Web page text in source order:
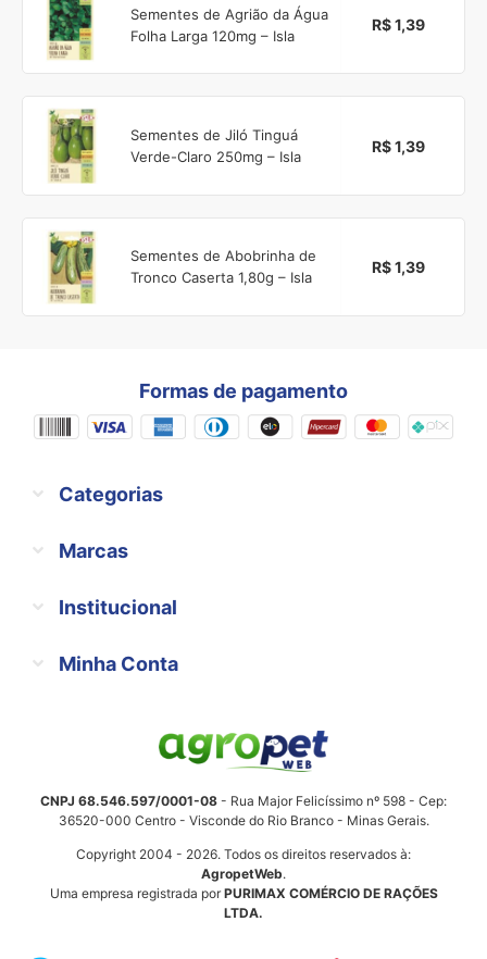
Sementes de Agrião da Água
Folha Larga 120mg – Isla
R$ 1,39
Sementes de Jiló Tinguá
Verde-Claro 250mg – Isla
R$ 1,39
Sementes de Abobrinha de
Tronco Caserta 1,80g – Isla
R$ 1,39
Formas de pagamento
Categorias
Marcas
Institucional
Minha Conta
CNPJ 68.546.597/0001-08 - Rua Major Felicíssimo nº 598 - Cep:
36520-000 Centro - Visconde do Rio Branco - Minas Gerais.
Copyright 2004 - 2026. Todos os direitos reservados à:
AgropetWeb.
Uma empresa registrada porPURIMAX COMÉRCIO DE RAÇÕES
LTDA.